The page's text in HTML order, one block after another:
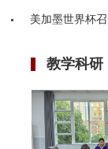
美加墨世界杯
教学科研